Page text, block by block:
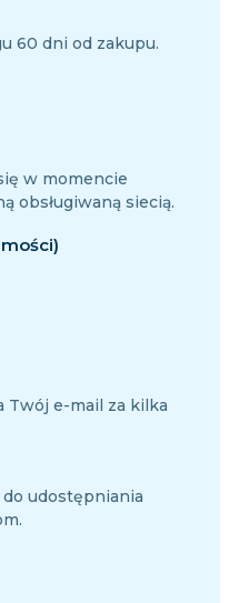
60 dni od zakupu.
w momencie
obsługiwaną siecią.
Twój e-mail za kilka
udostępniania